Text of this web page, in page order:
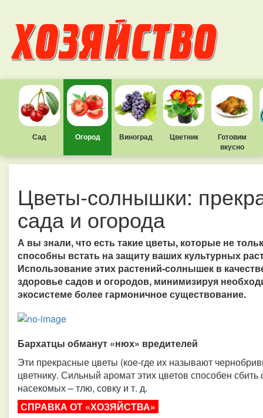
Сад Огород Виноград Цветник
Готовим
вкусно
Цветы-солнышки:
сада и огорода
А вы знали, что есть такие цветы, которые не
способны встать на защиту ваших культурных
Использование этих растений-солнышек в
здоровье садов и огородов, минимизируя
экосистеме более гармоничное существование.
Бархатцы обманут «нюх» вредителей
Эти прекрасные цветы (кое-где их называют
цветнику. Сильный аромат этих цветов способен
насекомых – тлю, совку и т. д.
СПРАВКА ОТ «ХОЗЯЙСТВА»